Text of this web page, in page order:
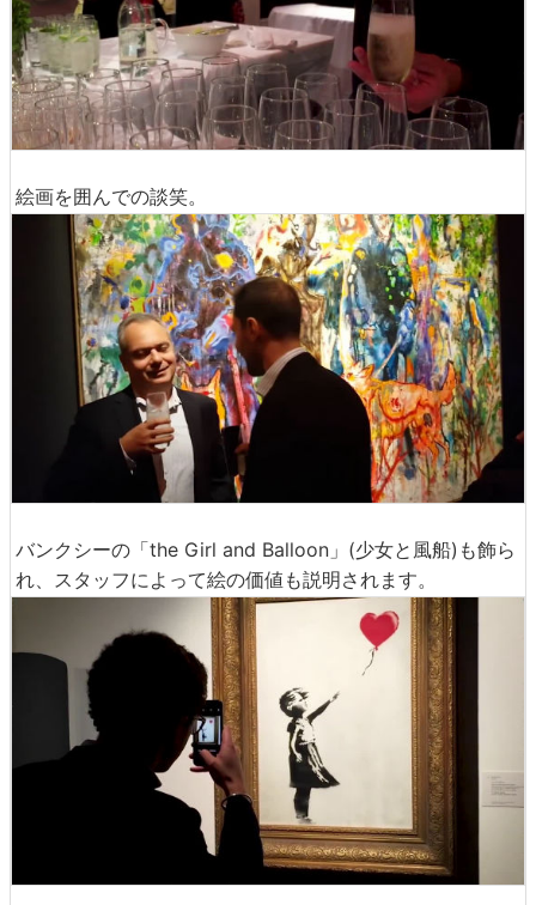
絵画を囲んでの談笑。
バンクシーの「the Girl and Balloon」(少女と風船)も飾ら
れ、スタッフによって絵の価値も説明されます。